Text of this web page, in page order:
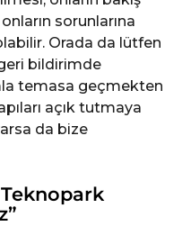
sorunlarına
Orada da lütfen
bildirimde
temasa geçmekten
açık tutmaya
da bize